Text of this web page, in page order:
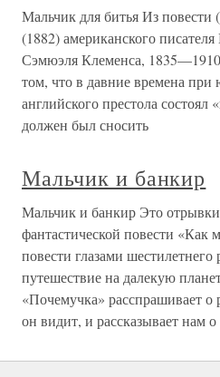
Мальчик для битья Из
(1882) американского
Сэмюэля Клеменса,
том, что в давние времена
английского престола
должен был сносить
Мальчик и банкир
Мальчик и банкир Это
фантастической повести
повести глазами шестилетнего
путешествие на далекую
«Почемучка» расспрашивает
он видит, и рассказывает нам о